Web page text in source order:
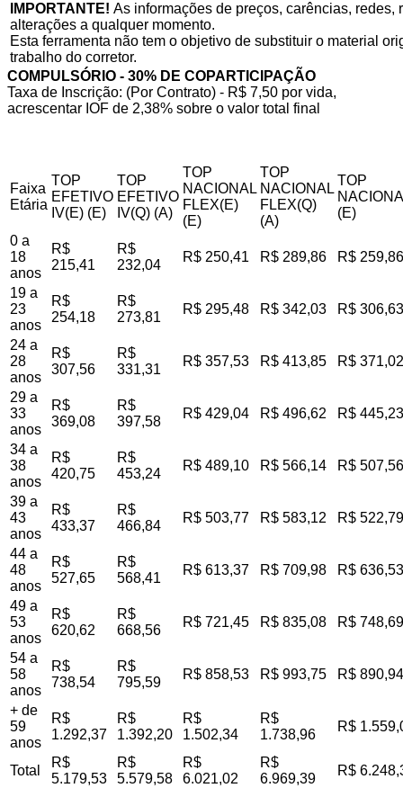
IMPORTANTE! As informações de preços, carências,
alterações a qualquer momento.
Esta ferramenta não tem o objetivo de substituir o material
trabalho do corretor.
COMPULSÓRIO - 30% DE COPARTICIPAÇÃO
Taxa de Inscrição: (Por Contrato) - R$ 7,50 por vida,
acrescentar IOF de 2,38% sobre o valor total final
Faixa
Etária
TOP
EFETIVO
IV(E) (E)
TOP
EFETIVO
IV(Q) (A)
TOP
NACIONAL
FLEX(E)
(E)
TOP
NACIONAL
FLEX(Q)
(A)
TOP
(E)
0 a
18
anos
R$
215,41
R$
232,04
R$ 250,41 R$ 289,86 R$ 259,86
19 a
23
anos
R$
254,18
R$
273,81
R$ 295,48 R$ 342,03 R$ 306,63
24 a
28
anos
R$
307,56
R$
331,31
R$ 357,53 R$ 413,85 R$ 371,02
29 a
33
anos
R$
369,08
R$
397,58
R$ 429,04 R$ 496,62 R$ 445,23
34 a
38
anos
R$
420,75
R$
453,24
R$ 489,10 R$ 566,14 R$ 507,56
39 a
43
anos
R$
433,37
R$
466,84
R$ 503,77 R$ 583,12 R$ 522,79
44 a
48
anos
R$
527,65
R$
568,41
R$ 613,37 R$ 709,98 R$ 636,53
49 a
53
anos
R$
620,62
R$
668,56
R$ 721,45 R$ 835,08 R$ 748,69
54 a
58
anos
R$
738,54
R$
795,59
R$ 858,53 R$ 993,75 R$ 890,94
+ de
59
anos
R$
1.292,37
R$
1.392,20
R$
1.502,34
R$
1.738,96
R$
Total
R$
5.179,53
R$
5.579,58
R$
6.021,02
R$
6.969,39
R$